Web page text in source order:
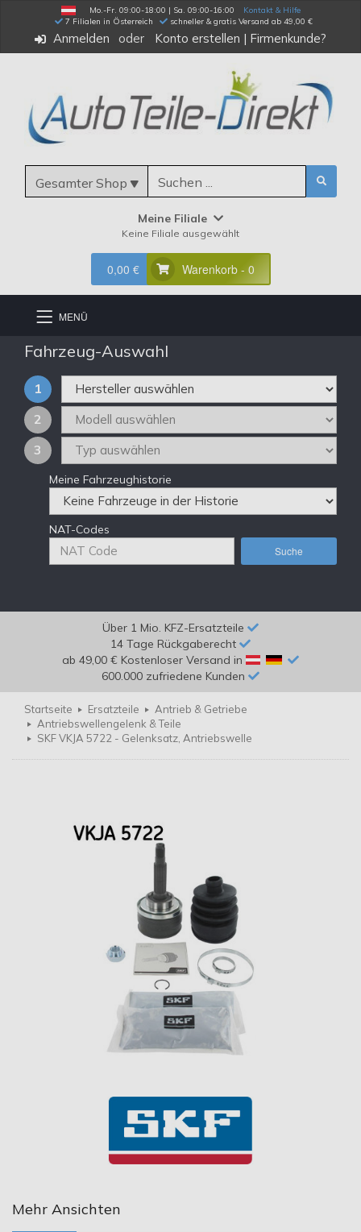
Mo.-Fr. 09:00-18:00 | Sa. 09:00-16:00
Kontakt & Hilfe
7 Filialen in Österreich
schneller & gratis Versand ab 49,00 €
Anmelden Konto erstellen | Firmenkunde?
Gesamter Shop
Meine Filiale
Keine Filiale ausgewählt
0,00 € Warenkorb - 0
MENÜ
Fahrzeug-Auswahl
1
2
3
Meine Fahrzeughistorie
NAT-Codes
Suche
Über 1 Mio. KFZ-Ersatzteile
14 Tage Rückgaberecht
ab 49,00 € Kostenloser Versand in
600.000 zufriedene Kunden
Startseite Ersatzteile
Antrieb & Getriebe
Antriebswellengelenk & Teile
SKF VKJA 5722 - Gelenksatz, Antriebswelle
Mehr Ansichten